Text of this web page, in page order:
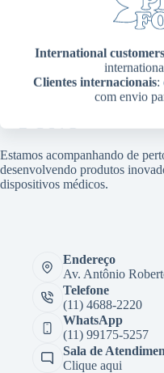
International customers
Clientes internacionais:
com envio
Home Sobre Nós
Estamos acompanhando de
desenvolvendo produtos
dispositivos médicos.
Endereço
Av. Antônio
Telefone
(11) 4688-2220
WhatsApp
(11) 99175-5257
Sala de
Clique aqui